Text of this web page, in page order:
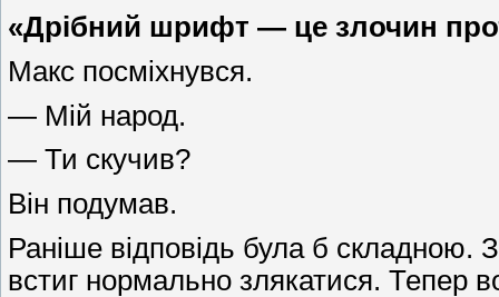
«Дрібний шрифт — це злочин
Макс посміхнувся.
— Мій народ.
— Ти скучив?
Він подумав.
Раніше відповідь була б складною.
встиг нормально злякатися. Тепер